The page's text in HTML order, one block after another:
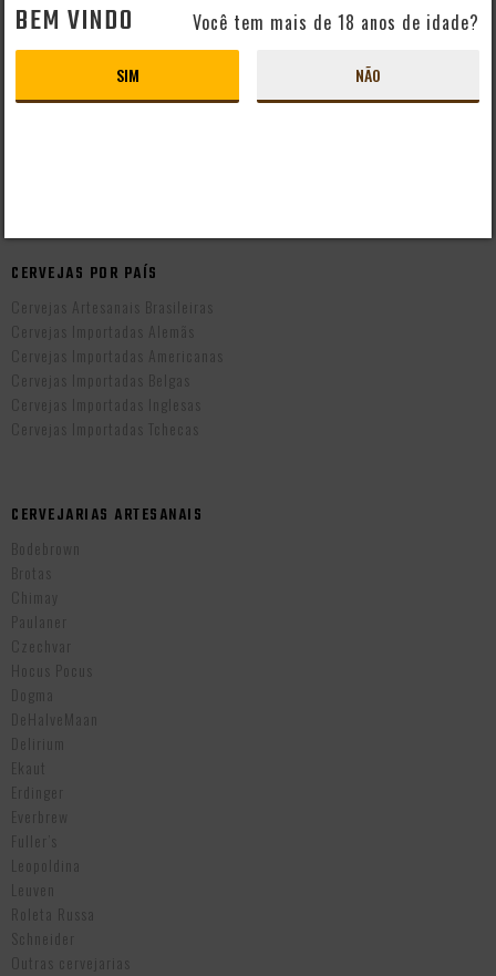
Perguntas Frequentes
Mapa do Site
CERVEJAS POR PAÍS
Cervejas Artesanais Brasileiras
Cervejas Importadas Alemãs
Cervejas Importadas Americanas
Cervejas Importadas Belgas
Cervejas Importadas Inglesas
Cervejas Importadas Tchecas
CERVEJARIAS ARTESANAIS
Bodebrown
Brotas
Chimay
Paulaner
Czechvar
Hocus Pocus
Dogma
DeHalveMaan
Delirium
Ekaut
Erdinger
Everbrew
Fuller’s
Leopoldina
Leuven
Roleta Russa
Schneider
Outras cervejarias
BEM VINDO Você tem mais de 18 anos de idade?
SIM NÃO